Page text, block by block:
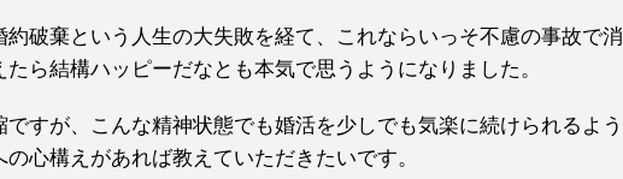
約破棄という人生の大失敗を経て、これならいっそ不慮の事故で消
たら結構ハッピーだなとも本気で思うようになりました。
ですが、こんな精神状態でも婚活を少しでも気楽に続けられるよう
の心構えがあれば教えていただきたいです。